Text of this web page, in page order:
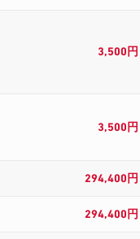
3,500円
3,500円
294,400円
294,400円